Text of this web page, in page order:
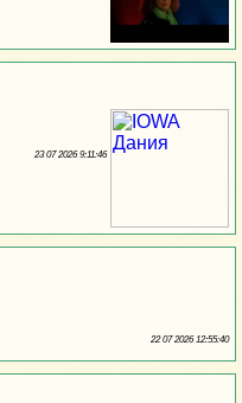
23 07 2026 9:11:46
22 07 2026 12:55:40